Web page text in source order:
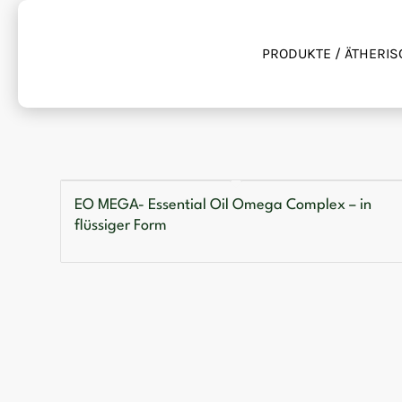
PRODUKTE /
EO MEGA- Essential Oil Omega Complex – in
flüssiger Form